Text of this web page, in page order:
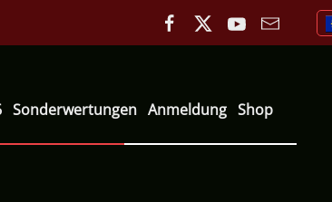
Sonderwertungen Anmeldung Shop